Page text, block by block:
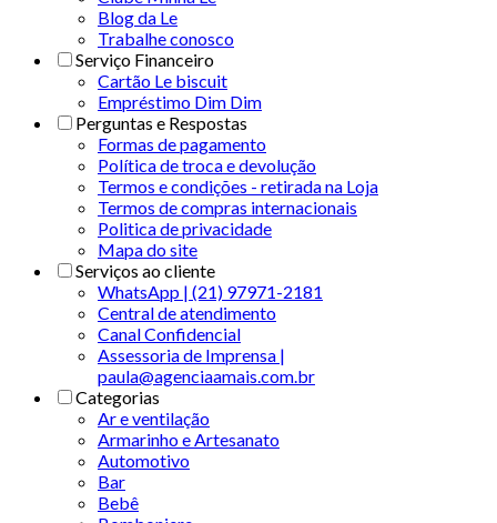
Blog da Le
Trabalhe conosco
Serviço Financeiro
Cartão Le biscuit
Empréstimo Dim Dim
Perguntas e Respostas
Formas de pagamento
Política de troca e devolução
Termos e condições - retirada na Loja
Termos de compras internacionais
Politica de privacidade
Mapa do site
Serviços ao cliente
WhatsApp | (21) 97971-2181
Central de atendimento
Canal Confidencial
Assessoria de Imprensa |
paula@agenciaamais.com.br
Categorias
Ar e ventilação
Armarinho e Artesanato
Automotivo
Bar
Bebê